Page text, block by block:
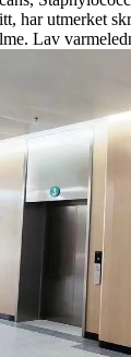
har utmerket
Lav